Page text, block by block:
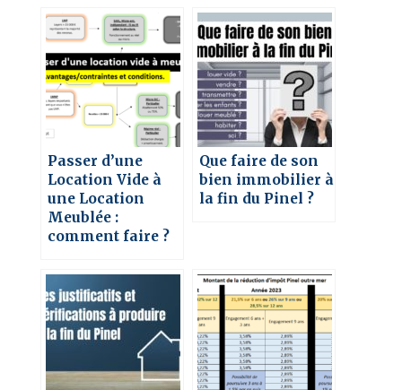
Passer d’une
Location Vide à
une Location
Meublée :
comment faire ?
Que faire de son
bien immobilier à
la fin du Pinel ?